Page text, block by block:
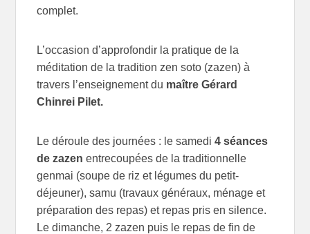
complet.
L’occasion d’approfondir la pratique de la
méditation de la tradition zen soto (zazen) à
travers l’enseignement du maître Gérard
Chinrei Pilet.
Le déroule des journées : le samedi 4 séances
de zazen entrecoupées de la traditionnelle
genmai (soupe de riz et légumes du petit-
déjeuner), samu (travaux généraux, ménage et
préparation des repas) et repas pris en silence.
Le dimanche, 2 zazen puis le repas de fin de